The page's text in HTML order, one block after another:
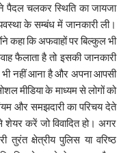
पैदल चलकर स्थिति का जायजा
के सम्बंध में जानकारी ली।
कहा कि अफवाहों पर बिल्कुल भी
फैलाता है तो इसकी जानकारी
भी नहीं आना है और अपना आपसी
मीडिया के माध्यम से लोगों को
और समझदारी का परिचय देते
शेयर करें जो विवादित हो। अगर
तुरंत क्षेत्रीय पुलिस या वरिष्ठ